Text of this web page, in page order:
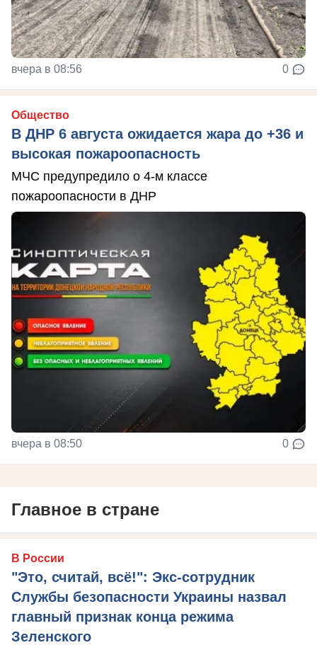
вчера в 08:56 0
Общество
В ДНР 6 августа ожидается жара до +36 и
высокая пожароопасность
МЧС предупредило о 4-м классе
пожароопасности в ДНР
вчера в 08:50 0
Главное в стране
В России
"Это, считай, всё!": Экс-сотрудник
Службы безопасности Украины назвал
главный признак конца режима
Зеленского